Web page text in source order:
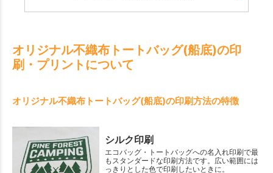
オリジナル不織布トートバッグ(船底)の印
刷・プリントについて
オリジナル不織布トートバッグ(船底)の印刷方法の特徴
シルク印刷
エコバッグ・トートバッグへの名入れ印刷で最
もスタンダードな印刷方法です。広い範囲には
っきりとした色で印刷したいときに。